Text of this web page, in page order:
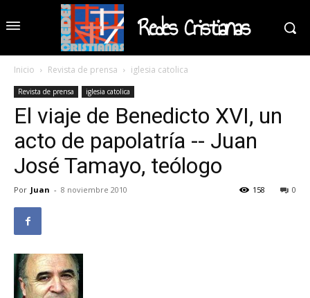
Redes Cristianas
Inicio Revista de prensa iglesia catolica
Revista de prensa iglesia catolica
El viaje de Benedicto XVI, un
acto de papolatría -- Juan
José Tamayo, teólogo
Por Juan - 8 noviembre 2010 0
158